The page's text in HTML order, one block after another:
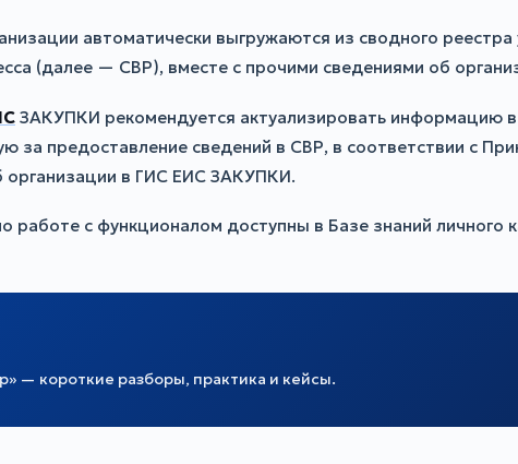
автоматически выгружаются из сводного
(далее — СВР), вместе с прочими сведениями об
ЗАКУПКИ рекомендуется актуализировать информацию
за предоставление сведений в СВР, в соответствии с
организации в ГИС ЕИС ЗАКУПКИ.
работе с функционалом доступны в Базе знаний
— короткие разборы, практика и кейсы.